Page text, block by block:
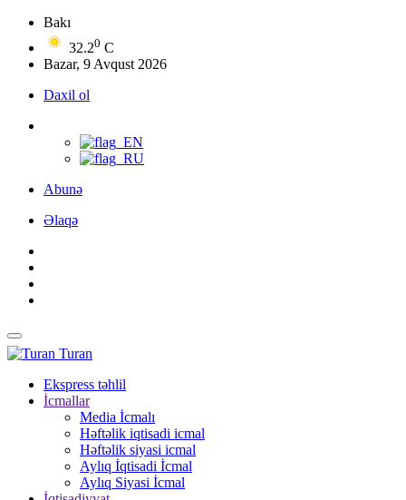
Bakı
32.20 C
Bazar, 9 Avqust 2026
Daxil ol
Abunə
Əlaqə
Turan
Ekspress təhlil
İcmallar
Media İcmalı
Həftəlik iqtisadi icmal
Həftəlik siyasi icmal
Aylıq İqtisadi İcmal
Aylıq Siyasi İcmal